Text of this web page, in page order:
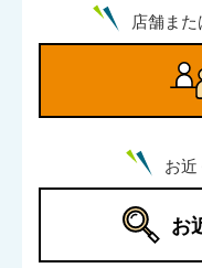
店舗ま
お近
お